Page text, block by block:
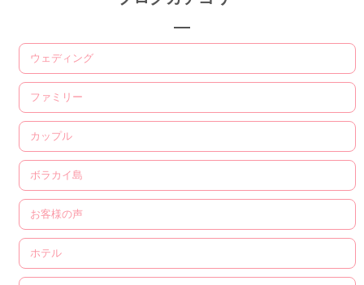
ウェディング
ファミリー
カップル
ボラカイ島
お客様の声
ホテル